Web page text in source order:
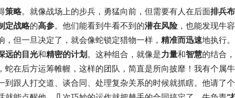
策略。就像战场上的步兵，勇猛向前，但需要有人在后面排兵布
定战略的高参。他们能看到牛看不到的潜在风险，也能发现牛
但一旦决定了，就会像蛇锁定猎物一样， 精准而迅速地执行
远的目光和精密的计划 。这种组合，就像是力量和智慧的结合
在后方运筹帷幄，这样的团队，简直是所向披靡！我有个属
跟人打交道、谈合同、处理复杂关系的时候就抓瞎。他请了